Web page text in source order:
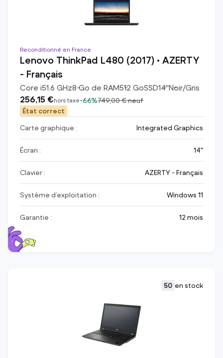
Reconditionné en France
Lenovo ThinkPad L480 (2017) • AZERTY
- Français
Core i51.6 GHz8Go de RAM512 GoSSD14"Noir/Gris
256,15 €hors taxe-66%749,00 €neuf
État correct
Carte graphique :
Integrated Graphics
Écran : 14"
Clavier : AZERTY - Français
Système d’exploitation : Windows 11
Garantie : 12 mois
50 en stock